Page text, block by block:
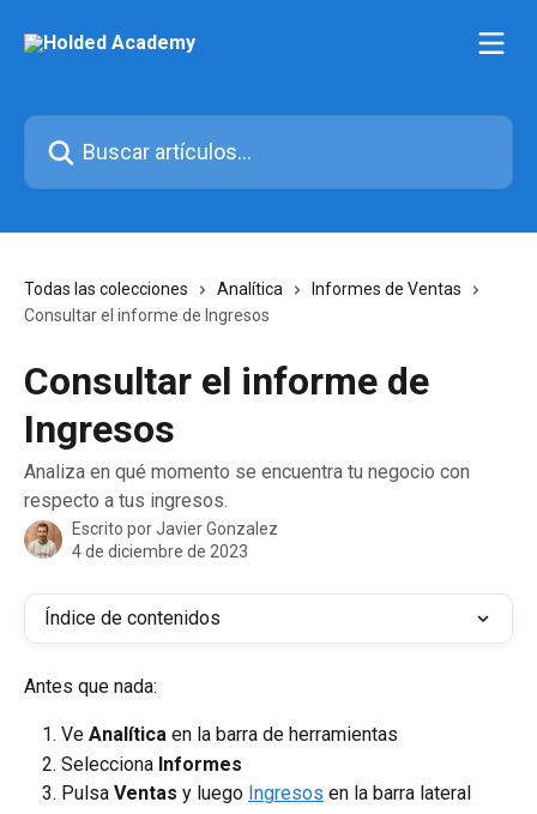
Buscar artículos...
Todas las colecciones Analítica
Informes de Ventas
Consultar el informe de Ingresos
Consultar el informe de
Ingresos
Analiza en qué momento se encuentra tu negocio con
respecto a tus ingresos.
Escrito porJavier Gonzalez
4 de diciembre de 2023
Índice de contenidos
Antes que nada:
Ve Analítica en la barra de herramientas
Selecciona Informes
Pulsa Ventas y luego Ingresos en la barra lateral